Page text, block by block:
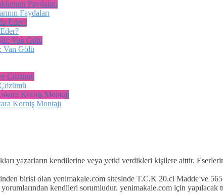
Faydaları
Van Gölü
Korniş Montajı
yazarların kendilerine veya yetki verdikleri kişilere aittir.
birisi olan yenimakale.com sitesinde T.C.K 20.ci Madde ve
yorumlarından kendileri sorumludur. yenimakale.com için